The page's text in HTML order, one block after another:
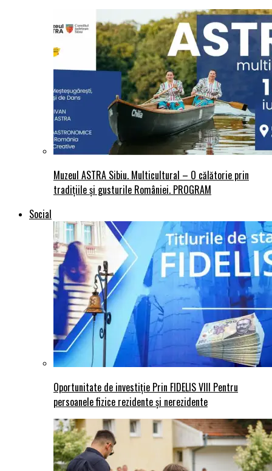
Muzeul ASTRA Sibiu. Multicultural – O călătorie prin
tradițiile și gusturile României. PROGRAM
Social
Oportunitate de investiție Prin FIDELIS VIII Pentru
persoanele fizice rezidente și nerezidente